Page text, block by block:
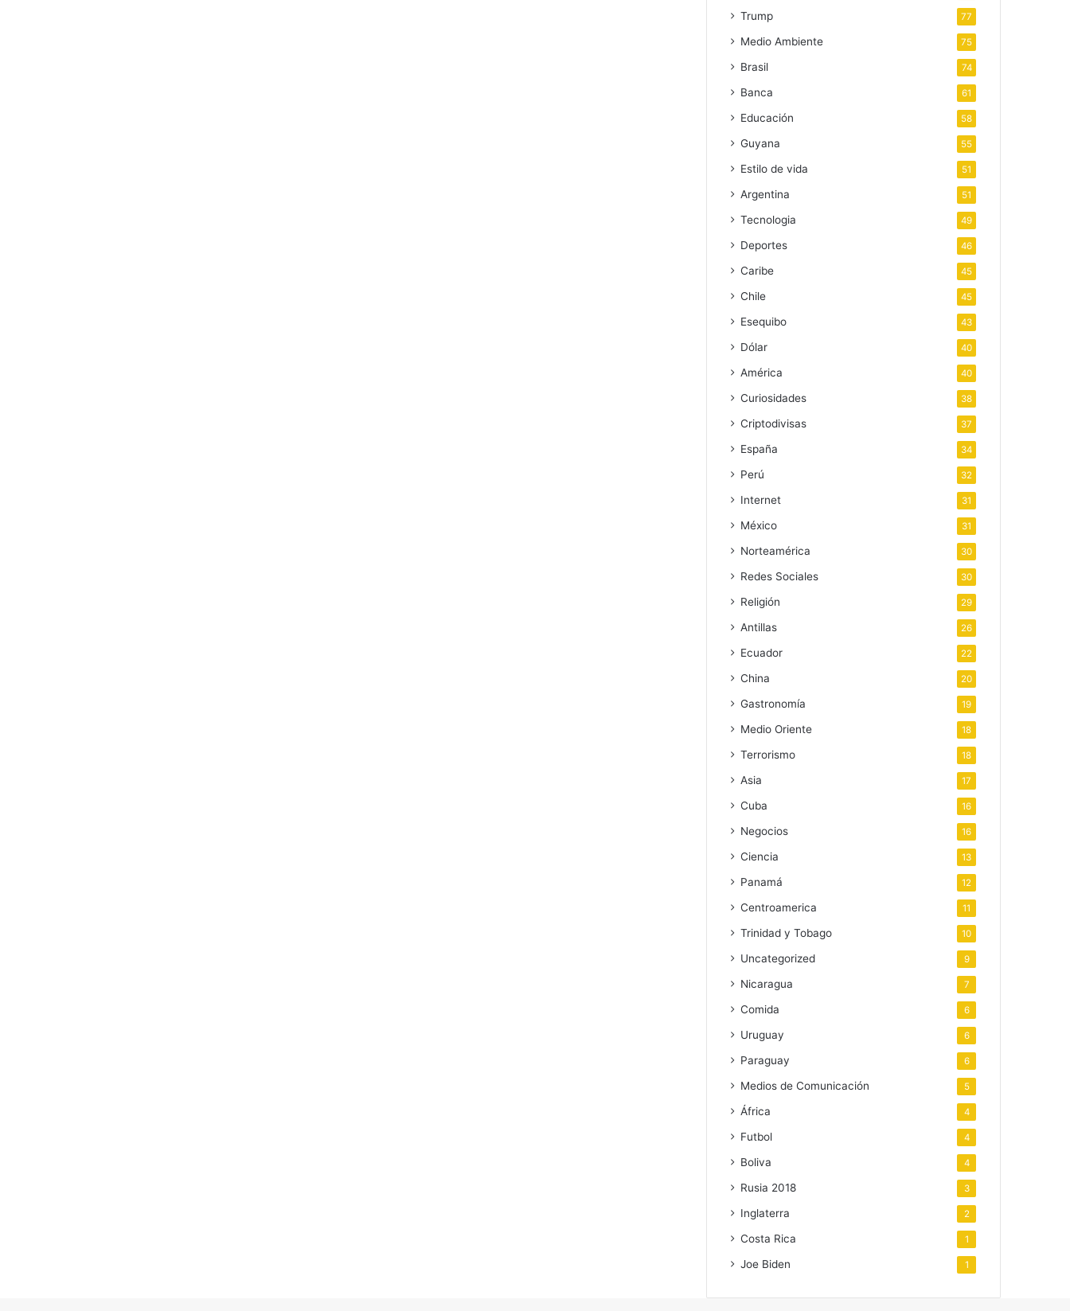
Trump 77
Medio Ambiente 75
Brasil 74
Banca 61
Educación 58
Guyana 55
Estilo de vida 51
Argentina 51
Tecnologia 49
Deportes 46
Caribe 45
Chile 45
Esequibo 43
Dólar 40
América 40
Curiosidades 38
Criptodivisas 37
España 34
Perú 32
Internet 31
México 31
Norteamérica 30
Redes Sociales 30
Religión 29
Antillas 26
Ecuador 22
China 20
Gastronomía 19
Medio Oriente 18
Terrorismo 18
Asia 17
Cuba 16
Negocios 16
Ciencia 13
Panamá 12
Centroamerica 11
Trinidad y Tobago 10
Uncategorized 9
Nicaragua 7
Comida 6
Uruguay 6
Paraguay 6
Medios de Comunicación 5
África 4
Futbol 4
Boliva 4
Rusia 2018 3
Inglaterra 2
Costa Rica 1
Joe Biden 1